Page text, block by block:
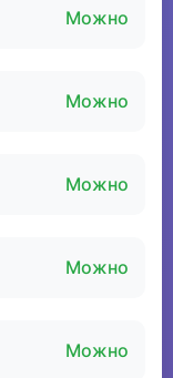
Можно
Можно
Можно
Можно
Можно